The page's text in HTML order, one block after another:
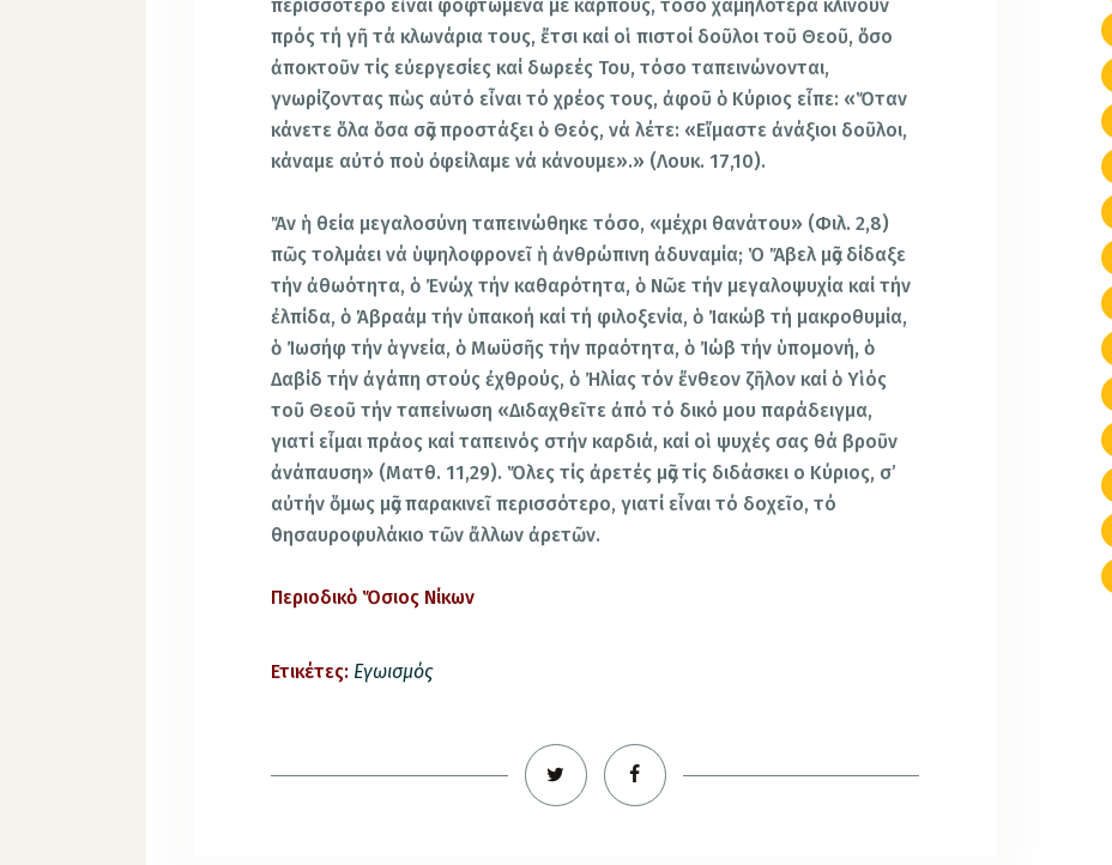
περισσότερο εἶναι φοφτωμένα μέ καρπούς, τόσο χαμηλότερα κλίνουν
πρός τή γῆ τά κλωνάρια τους, ἔτσι καί οἱ πιστοί δοῦλοι τοῦ Θεοῦ, ὅσο
ἀποκτοῦν τίς εὐεργεσίες καί δωρεές Του, τόσο ταπεινώνονται,
γνωρίζοντας πὼς αὐτό εἶναι τό χρέος τους, ἀφοῦ ὁ Κύριος εἶπε: «Ὅταν
κάνετε ὅλα ὅσα σᾶς προστάξει ὁ Θεός, νά λέτε: «Εἴμαστε ἀνάξιοι δοῦλοι,
κάναμε αὐτό ποὺ ὀφείλαμε νά κάνουμε».» (Λουκ. 17,10).
Ἄν ἡ θεία μεγαλοσύνη ταπεινώθηκε τόσο, «μέχρι θανάτου» (Φιλ. 2,8)
πῶς τολμάει νά ὑψηλοφρονεῖ ἡ ἀνθρώπινη ἀδυναμία; Ὁ Ἄβελ μᾶς δίδαξε
τήν ἀθωότητα, ὁ Ἐνώχ τήν καθαρότητα, ὁ Νῶε τήν μεγαλοψυχία καί τήν
ἐλπίδα, ὁ Ἀβραάμ τήν ὑπακοή καί τή φιλοξενία, ὁ Ἰακώβ τή μακροθυμία,
ὁ Ἰωσήφ τήν ἁγνεία, ὁ Μωϋσῆς τήν πραότητα, ὁ Ἰώβ τήν ὑπομονή, ὁ
Δαβίδ τήν ἀγάπη στούς ἐχθρούς, ὁ Ἠλίας τόν ἔνθεον ζῆλον καί ὁ Υἱός
τοῦ Θεοῦ τήν ταπείνωση «Διδαχθεῖτε ἀπό τό δικό μου παράδειγμα,
γιατί εἶμαι πράος καί ταπεινός στήν καρδιά, καί οἱ ψυχές σας θά βροῦν
ἀνάπαυση» (Ματθ. 11,29). Ὅλες τίς ἀρετές μᾶς τίς διδάσκει o Κύριος, σ’
αὐτήν ὅμως μᾶς παρακινεῖ περισσότερο, γιατί εἶναι τό δοχεῖο, τό
θησαυροφυλάκιο τῶν ἄλλων ἀρετῶν.
Περιοδικὸ Ὅσιος Νίκων
Ετικέτες: Εγωισμός